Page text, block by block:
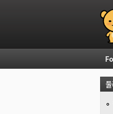
부
주